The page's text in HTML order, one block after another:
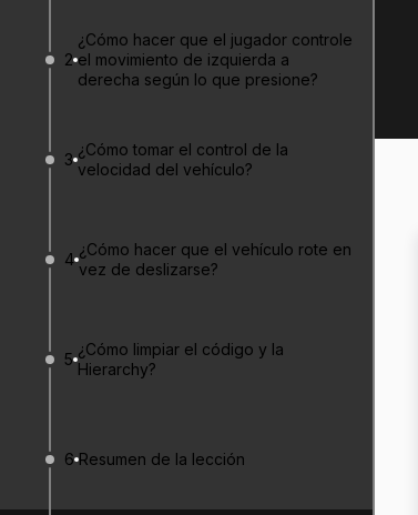
2
¿Cómo hacer que el jugador controle
el movimiento de izquierda a
derecha según lo que presione?
3
¿Cómo tomar el control de la
velocidad del vehículo?
4
¿Cómo hacer que el vehículo rote en
vez de deslizarse?
5
¿Cómo limpiar el código y la
Hierarchy?
6 Resumen de la lección